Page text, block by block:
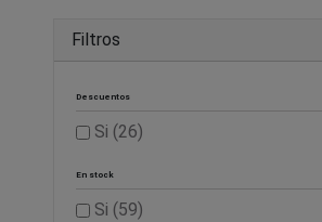
Filtros
Descuentos
Si (26)
En stock
Si (59)